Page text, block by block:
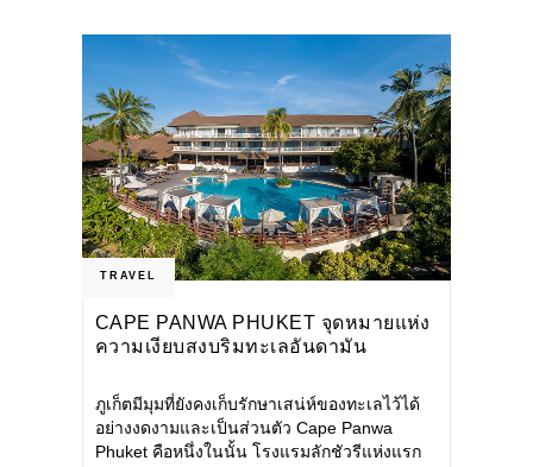
TRAVEL
CAPE PANWA PHUKET จุดหมายแห่ง
ความเงียบสงบริมทะเลอันดามัน
ภูเก็ตมีมุมที่ยังคงเก็บรักษาเสน่ห์ของทะเลไว้ได้
อย่างงดงามและเป็นส่วนตัว Cape Panwa
Phuket คือหนึ่งในนั้น โรงแรมลักชัวรีแห่งแรก